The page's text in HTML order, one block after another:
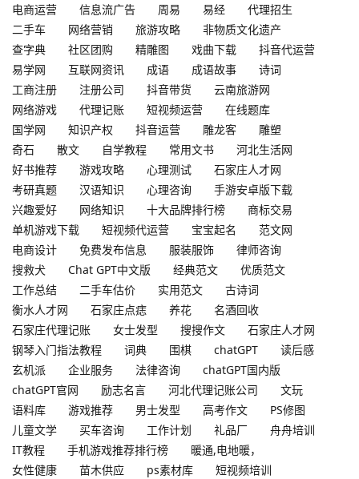
电商运营 信息流广告 周易 易经
代理招生
二手车
网络营销 旅游攻略
非物质文化遗产
查字典
社区团购 精雕图 戏曲下载
抖音代运营
易学网
互联网资讯 成语 成语故事
诗词
工商注册
注册公司 抖音带货
云南旅游网
网络游戏
代理记账 短视频运营
在线题库
国学网
知识产权 抖音运营 雕龙客
雕塑
奇石
散文 自学教程 常用文书
河北生活网
好书推荐
游戏攻略 心理测试
石家庄人才网
考研真题
汉语知识 心理咨询
手游安卓版下载
兴趣爱好
网络知识 十大品牌排行榜
商标交易
单机游戏下载
短视频代运营 宝宝起名
范文网
电商设计
免费发布信息 服装服饰
律师咨询
搜救犬
Chat GPT中文版 经典范文
优质范文
工作总结
二手车估价 实用范文
古诗词
衡水人才网
石家庄点痣 养花
名酒回收
石家庄代理记账
女士发型 搜搜作文
石家庄人才网
钢琴入门指法教程
词典 围棋 chatGPT
读后感
玄机派
企业服务 法律咨询
chatGPT国内版
chatGPT官网
励志名言 河北代理记账公司
文玩
语料库
游戏推荐 男士发型 高考作文
PS修图
儿童文学
买车咨询 工作计划 礼品厂
舟舟培训
IT教程
手机游戏推荐排行榜
暖通,电地暖，
女性健康
苗木供应 ps素材库
短视频培训